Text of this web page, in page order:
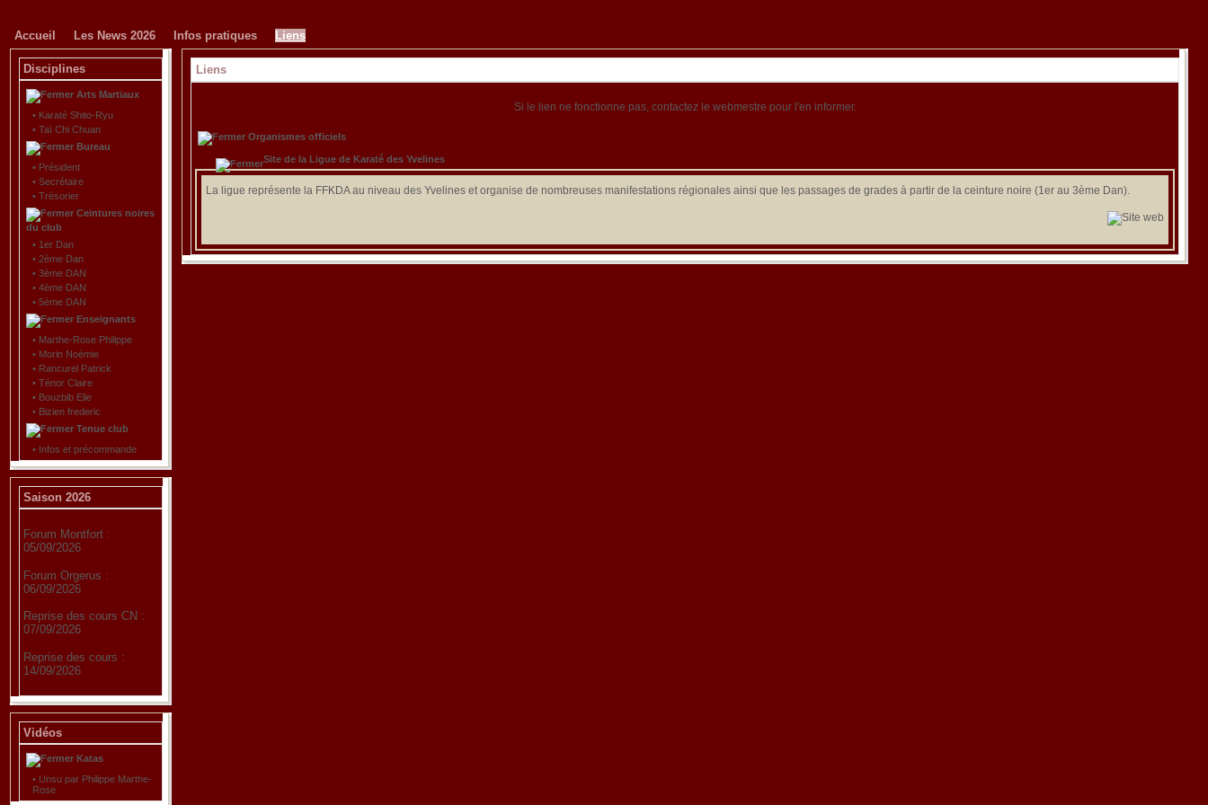
Accueil Les News 2026 Infos pratiques Liens
Disciplines
Arts Martiaux
• Karaté Shito-Ryu
• Taï Chi Chuan
Bureau
• Président
• Secrétaire
• Trésorier
Ceintures noires
du club
• 1er Dan
• 2ème Dan
• 3ème DAN
• 4ème DAN
• 5ème DAN
Enseignants
• Marthe-Rose Philippe
• Morin Noémie
• Rancurel Patrick
• Ténor Claire
• Bouzbib Elie
• Bizien frederic
Tenue club
• Infos et précommande
Saison 2026
Forum Montfort :
05/09/2026
Forum Orgerus :
06/09/2026
Reprise des cours CN :
07/09/2026
Reprise des cours :
14/09/2026
Vidéos
Katas
• Unsu par Philippe Marthe-
Rose
Liens
Si le lien ne fonctionne pas, contactez le webmestre pour l'en informer.
Organismes officiels
Site de la Ligue de Karaté des Yvelines
La ligue représente la FFKDA au niveau des Yvelines et organise de nombreuses manifestations régionales ainsi que les passages de grades à partir de la ceinture noire (1er au 3ème Dan).